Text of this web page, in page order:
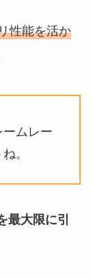
性能を活か
ムレー
。
最大限に引